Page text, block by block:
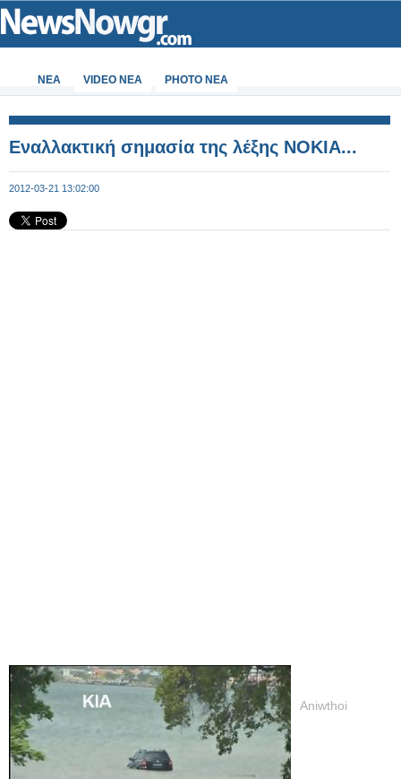
ΝΕΑ VIDEO NEA PHOTO NEA
Εναλλακτική σημασία της λέξης ΝΟΚΙΑ...
2012-03-21 13:02:00
Aniwthoi